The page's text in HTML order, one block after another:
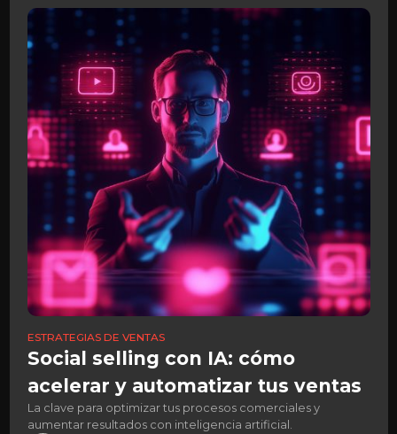
ESTRATEGIAS DE VENTAS
Social selling con IA: cómo
acelerar y automatizar tus ventas
La clave para optimizar tus procesos comerciales y
aumentar resultados con inteligencia artificial.